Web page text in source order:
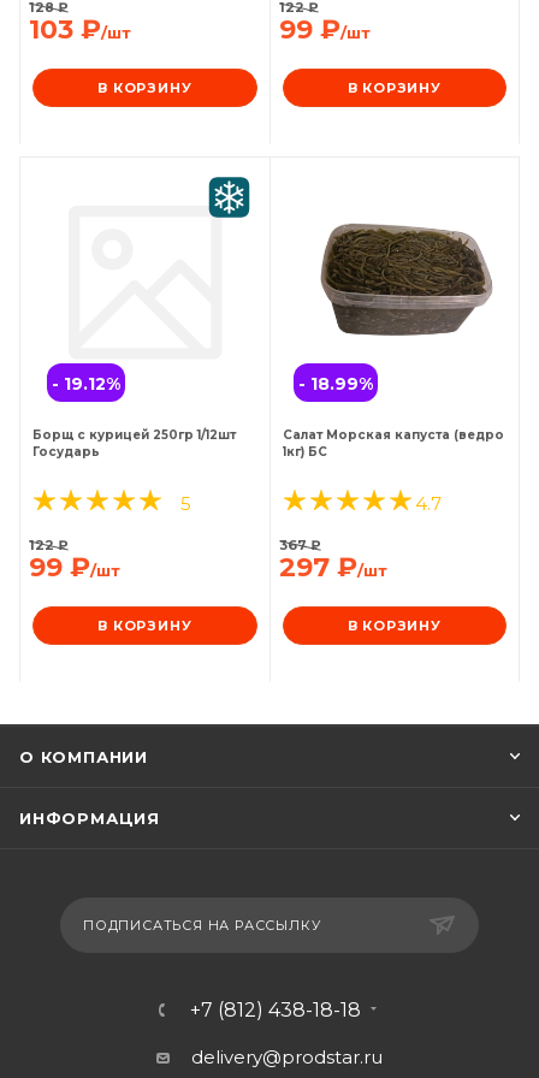
103 ₽/шт
128₽
В КОРЗИНУ
99₽/шт
122₽
В КОРЗИНУ
- 19.12%
Борщ с курицей 250гр 1/12шт
Государь
5
99 ₽/шт
122₽
В КОРЗИНУ
- 18.99%
Салат Морская капуста (ведро
1кг) БС
4.7
297₽/шт
367₽
В КОРЗИНУ
О КОМПАНИИ
ИНФОРМАЦИЯ
ПОДПИСАТЬСЯ НА РАССЫЛКУ
+7 (812) 438-18-18
delivery@prodstar.ru